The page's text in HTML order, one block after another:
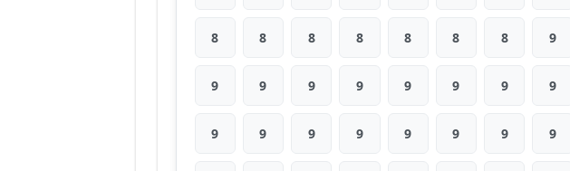
8 8 8 8 8 8 8 9
9 9 9 9 9 9 9 9
9 9 9 9 9 9 9 9